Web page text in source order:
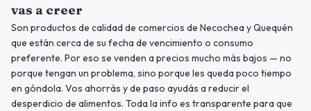
vas a creer
Son productos de calidad de comercios de Necochea y Quequén
que están cerca de su fecha de vencimiento o consumo
preferente. Por eso se venden a precios mucho más bajos — no
porque tengan un problema, sino porque les queda poco tiempo
en góndola. Vos ahorrás y de paso ayudás a reducir el
desperdicio de alimentos. Toda la info es transparente para que